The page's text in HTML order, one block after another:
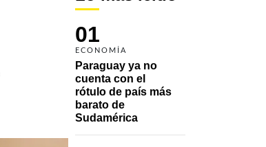
01
ECONOMÍA
Paraguay ya no
cuenta con el
rótulo de país más
barato de
Sudamérica